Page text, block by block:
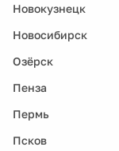
Новокузнецк
Новосибирск
Озёрск
Пенза
Пермь
Псков